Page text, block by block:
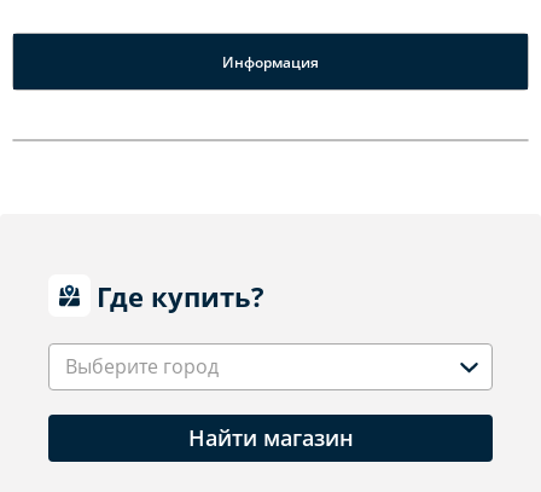
Информация
Где купить?
Выберите город
Найти магазин